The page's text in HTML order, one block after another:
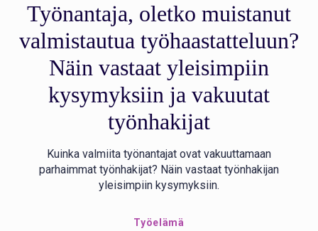
Työnantaja, oletko muistanut
valmistautua työhaastatteluun?
Näin vastaat yleisimpiin
kysymyksiin ja vakuutat
työnhakijat
Kuinka valmiita työnantajat ovat vakuuttamaan
parhaimmat työnhakijat? Näin vastaat työnhakijan
yleisimpiin kysymyksiin.
Työelämä